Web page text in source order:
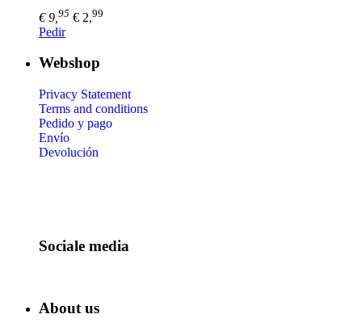
€ 9, 95 € 2,99
Pedir
Webshop
Privacy Statement
Terms and conditions
Pedido y pago
Envío
Devolución
Sociale media
About us